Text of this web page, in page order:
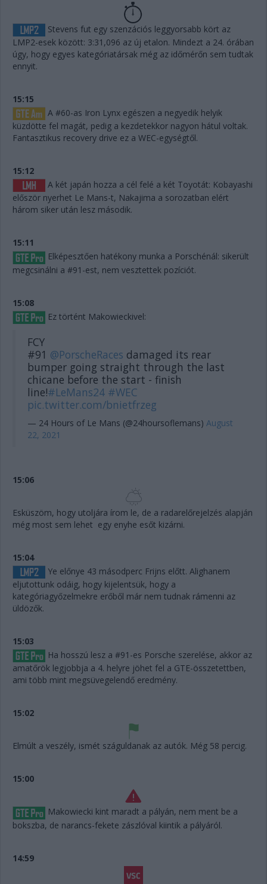
Stevens fut egy szenzációs leggyorsabb kört az
LMP2-esek között: 3:31,096 az új etalon. Mindezt a 24. órában
úgy, hogy egyes kategóriatársak még az időmérőn sem tudtak
ennyit.
15:15
A #60-as Iron Lynx egészen a negyedik helyik
küzdötte fel magát, pedig a kezdetekkor nagyon hátul voltak.
Fantasztikus recovery drive ez a WEC-egységtől.
15:12
A két japán hozza a cél felé a két Toyotát: Kobayashi
először nyerhet Le Mans-t, Nakajima a sorozatban elért
három siker után lesz második.
15:11
Elképesztően hatékony munka a Porschénál: sikerült
megcsinálni a #91-est, nem vesztettek pozíciót.
15:08
Ez történt Makowieckivel:
FCY
#91 @PorscheRaces damaged its rear
bumper going straight through the last
chicane before the start - finish
line!#LeMans24 #WEC
pic.twitter.com/bnietfrzeg
— 24 Hours of Le Mans (@24hoursoflemans) August
22, 2021
15:06
Esküszöm, hogy utoljára írom le, de a radarelőrejelzés alapján
még most sem lehet egy enyhe esőt kizárni.
15:04
Ye előnye 43 másodperc Frijns előtt. Alighanem
eljutottunk odáig, hogy kijelentsük, hogy a
kategóriagyőzelmekre erőből már nem tudnak rámenni az
üldözők.
15:03
Ha hosszú lesz a #91-es Porsche szerelése, akkor az
amatőrök legjobbja a 4. helyre jöhet fel a GTE-összetettben,
ami több mint megsüvegelendő eredmény.
15:02
Elmúlt a veszély, ismét száguldanak az autók. Még 58 percig.
15:00
Makowiecki kint maradt a pályán, nem ment be a
bokszba, de narancs-fekete zászlóval kiintik a pályáról.
14:59